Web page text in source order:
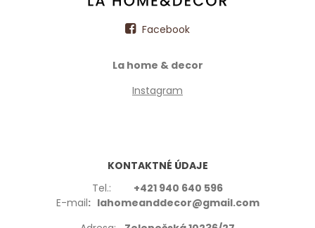
Facebook
La home & decor
Instagram
KONTAKTNÉ ÚDAJE
Tel.: +421 940 640 596
E-mail: lahomeanddecor@gmail.com